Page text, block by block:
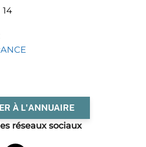
14
À L'ANNUAIRE
réseaux sociaux